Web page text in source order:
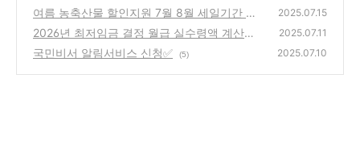
여름 농축산물 할인지원 7월 8월 세일기간 ✅
(6)
2025.07.15
2026년 최저임금 결정 월급 실수령액 계산기
✅
(1)
2025.07.11
국민비서 알림서비스 신청✅ (5) 2025.07.10